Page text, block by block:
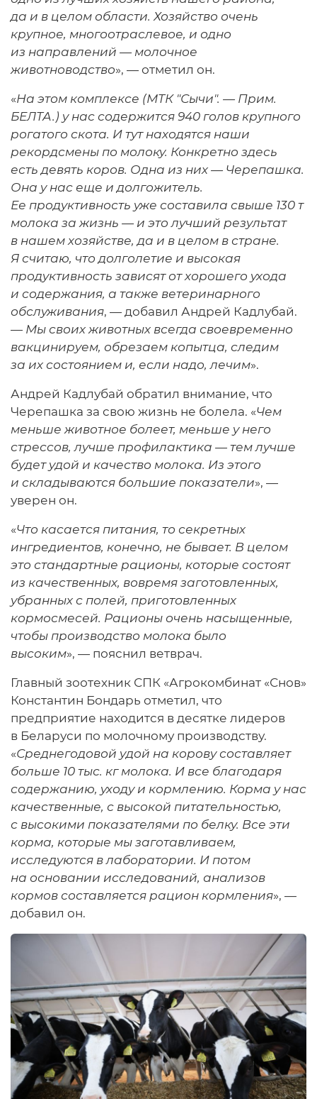
да и в целом области. Хозяйство очень
крупное, многоотраслевое, и одно
из направлений — молочное
животноводство», — отметил он.
«На этом комплексе (МТК "Сычи". — Прим.
БЕЛТА.) у нас содержится 940 голов крупного
рогатого скота. И тут находятся наши
рекордсмены по молоку. Конкретно здесь
есть девять коров. Одна из них — Черепашка.
Она у нас еще и долгожитель.
Ее продуктивность уже составила свыше 130 т
молока за жизнь — и это лучший результат
в нашем хозяйстве, да и в целом в стране.
Я считаю, что долголетие и высокая
продуктивность зависят от хорошего ухода
и содержания, а также ветеринарного
обслуживания, — добавил Андрей Кадлубай.
— Мы своих животных всегда своевременно
вакцинируем, обрезаем копытца, следим
за их состоянием и, если надо, лечим».
Андрей Кадлубай обратил внимание, что
Черепашка за свою жизнь не болела. «Чем
меньше животное болеет, меньше у него
стрессов, лучше профилактика — тем лучше
будет удой и качество молока. Из этого
и складываются большие показатели», —
уверен он.
«Что касается питания, то секретных
ингредиентов, конечно, не бывает. В целом
это стандартные рационы, которые состоят
из качественных, вовремя заготовленных,
убранных с полей, приготовленных
кормосмесей. Рационы очень насыщенные,
чтобы производство молока было
высоким», — пояснил ветврач.
Главный зоотехник СПК «Агрокомбинат «Снов»
Константин Бондарь отметил, что
предприятие находится в десятке лидеров
в Беларуси по молочному производству.
«Среднегодовой удой на корову составляет
больше 10 тыс. кг молока. И все благодаря
содержанию, уходу и кормлению. Корма у нас
качественные, с высокой питательностью,
с высокими показателями по белку. Все эти
корма, которые мы заготавливаем,
исследуются в лаборатории. И потом
на основании исследований, анализов
кормов составляется рацион кормления», —
добавил он.